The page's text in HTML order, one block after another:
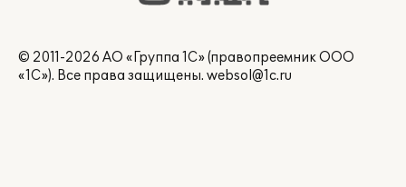
© 2011-2026 АО «Группа 1С» (правопреемник ООО
«1С»). Все права защищены. websol@1c.ru